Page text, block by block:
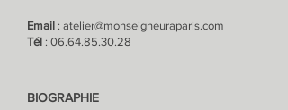
Email : atelier@monseigneuraparis.com
Tél : 06.64.85.30.28
BIOGRAPHIE